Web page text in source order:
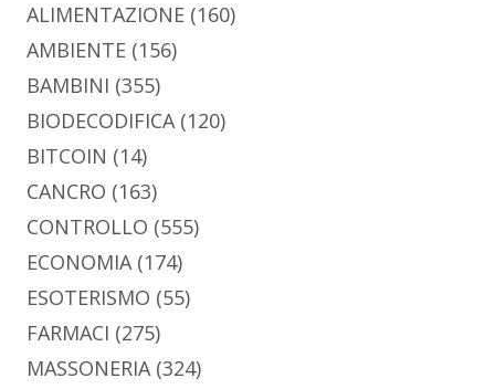
ALIMENTAZIONE (160)
AMBIENTE (156)
BAMBINI (355)
BIODECODIFICA(120)
BITCOIN (14)
CANCRO (163)
CONTROLLO (555)
ECONOMIA(174)
ESOTERISMO (55)
FARMACI (275)
MASSONERIA(324)